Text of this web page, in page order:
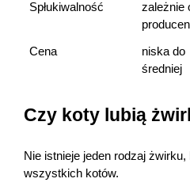
Spłukiwalność
zależnie
Cena
niska do
średniej
Czy koty lubią
Nie istnieje jeden rodzaj
wszystkich kotów.